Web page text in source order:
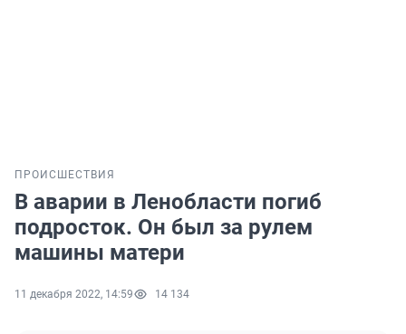
ПРОИСШЕСТВИЯ
В аварии в Ленобласти погиб
подросток. Он был за рулем
машины матери
11 декабря 2022, 14:59 14 134